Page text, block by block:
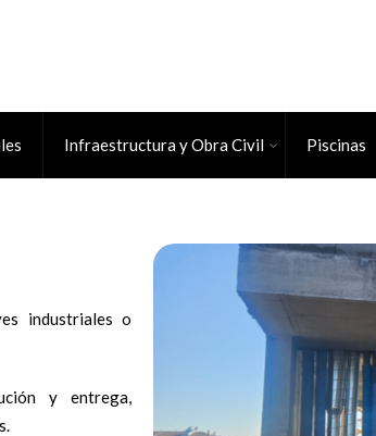
Infraestructura y Obra Civil Piscinas
industriales o
y entrega,